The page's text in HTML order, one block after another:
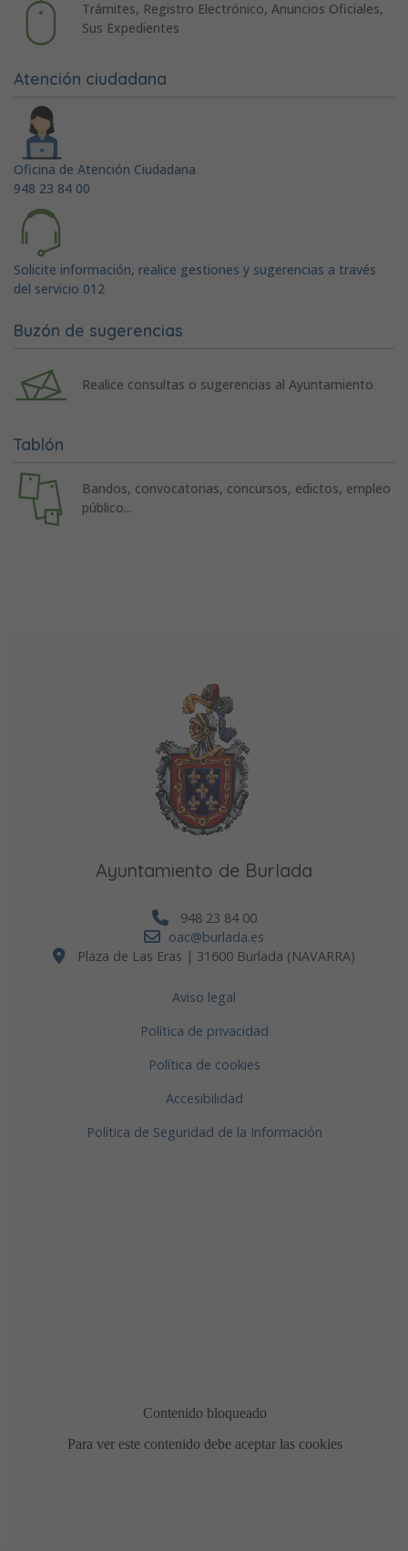
Trámites, Registro Electrónico, Anuncios Oficiales,
Sus Expedientes
Atención ciudadana
Oficina de Atención Ciudadana
948 23 84 00
Solicite información, realice gestiones y sugerencias a través
del servicio 012
Buzón de sugerencias
Realice consultas o sugerencias al Ayuntamiento
Tablón
Bandos, convocatorias, concursos, edictos, empleo
público...
Ayuntamiento de Burlada
948 23 84 00
oac@burlada.es
Plaza de Las Eras | 31600 Burlada (NAVARRA)
Aviso legal
Política de privacidad
Política de cookies
Accesibilidad
Política de Seguridad de la Información